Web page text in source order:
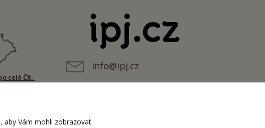
celé ČR.
info@ipj.cz
aby Vám mohli zobrazovat